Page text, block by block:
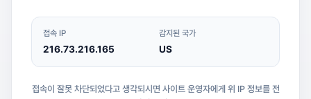
접속 IP
216.73.216.165
감지된 국가
US
접속이 잘못 차단되었다고 생각되시면 사이트 운영자에게 위 IP 정보를 전